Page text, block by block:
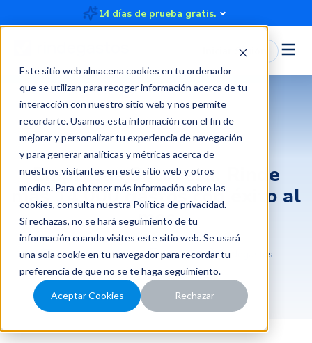
Este sitio web almacena cookies en tu ordenador
que se utilizan para recoger información acerca de tu
interacción con nuestro sitio web y nos permite
recordarte. Usamos esta información con el fin de
mejorar y personalizar tu experiencia de navegación
y para generar analíticas y métricas acerca de
nuestros visitantes en este sitio web y otros
medios. Para obtener más información sobre las
cookies, consulta nuestra Política de privacidad.
Si rechazas, no se hará seguimiento de tu
información cuando visites este sitio web. Se usará
una sola cookie en tu navegador para recordar tu
preferencia de que no se te haga seguimiento.
Aceptar Cookies Rechazar
14 días de prueba gratis.
Iniciar Sesión
Empresas Socovesa: Rinde
más 14.000 gastos con éxito al
mes
2024-08-21 14:00:37 4 minutos Rindegastos